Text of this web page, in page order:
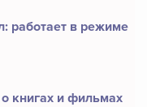
работает в режиме
книгах и фильмах